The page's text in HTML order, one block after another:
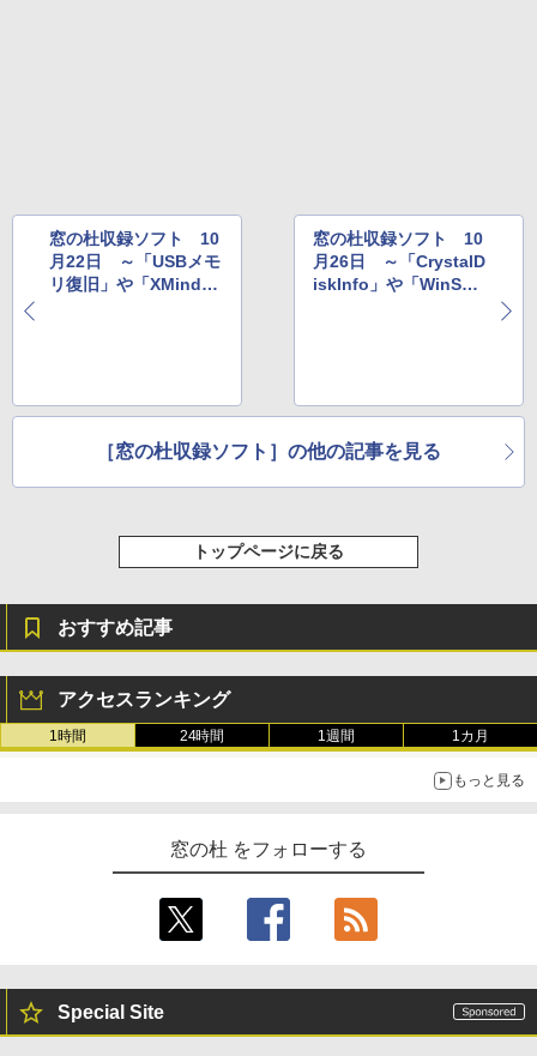
窓の杜収録ソフト 10
月22日 ～「USBメモ
リ復旧」や「XMind」
窓の杜収録ソフト 10
月26日 ～「CrystalD
iskInfo」や「WinSC
［窓の杜収録ソフト］の他の記事を見る
トップページに戻る
おすすめ記事
アクセスランキング
1時間 24時間 1週間 1カ月
もっと見る
窓の杜 をフォローする
Special Site